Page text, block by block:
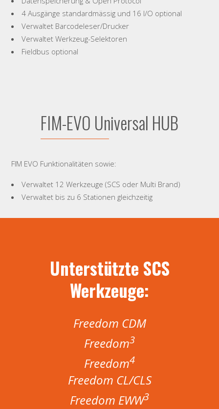
4 Ausgänge standardmässig und 16 I/O optional
Verwaltet Barcodeleser/Drucker
Verwaltet Werkzeug-Selektoren
Fieldbus optional
FIM-EVO Universal HUB
FIM EVO Funktionalitäten sowie:
Verwaltet 12 Werkzeuge (SCS oder Multi Brand)
Verwaltet bis zu 6 Stationen gleichzeitig
Unterstützte SCS
Werkzeuge:
Freedom CDM
Freedom3
Freedom4
Freedom CL/CLS
Freedom EWW3